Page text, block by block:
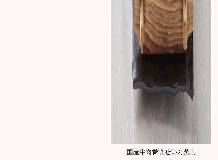
国産牛肉巻きせいろ蒸し